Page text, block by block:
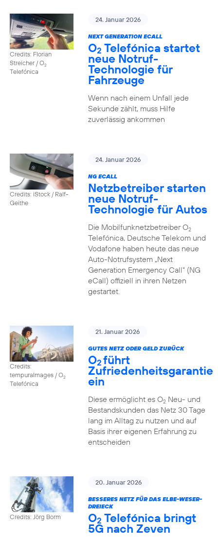
Credits: Florian
Streicher / O2
Telefónica
24. Januar 2026
NEXT GENERATION ECALL
O2 Telefónica startet
neue Notruf-
Technologie für
Fahrzeuge
Wenn nach einem Unfall jede
Sekunde zählt, muss Hilfe
zuverlässig ankommen
Credits: iStock / Ralf-
Geithe
24. Januar 2026
NG ECALL
Netzbetreiber starten
neue Notruf-
Technologie für Autos
Die Mobilfunknetzbetreiber O2
Telefónica, Deutsche Telekom und
Vodafone haben heute das neue
Auto-Notrufsystem „Next
Generation Emergency Call“ (NG
eCall) offiziell in ihren Netzen
gestartet.
Credits:
tempuraImages / O2
Telefónica
21. Januar 2026
GUTES NETZ ODER GELD ZURÜCK
O2führt
Zufriedenheitsgarantie
ein
Diese ermöglicht es O2Neu- und
Bestandskunden das Netz 30 Tage
lang im Alltag zu nutzen und auf
Basis ihrer eigenen Erfahrung zu
entscheiden
Credits: Jörg Borm
20. Januar 2026
BESSERES NETZ FÜR DAS ELBE-WESER-
DREIECK
O2 Telefónica bringt
5G nach Zeven